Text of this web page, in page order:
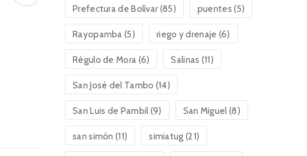
Prefectura de Bolívar(85) puentes (5)
Rayopamba (5) riego y drenaje (6)
Régulo de Mora (6) Salinas (11)
San José del Tambo (14)
San Luis de Pambil(9) San Miguel(8)
san simón (11) simiatug (21)